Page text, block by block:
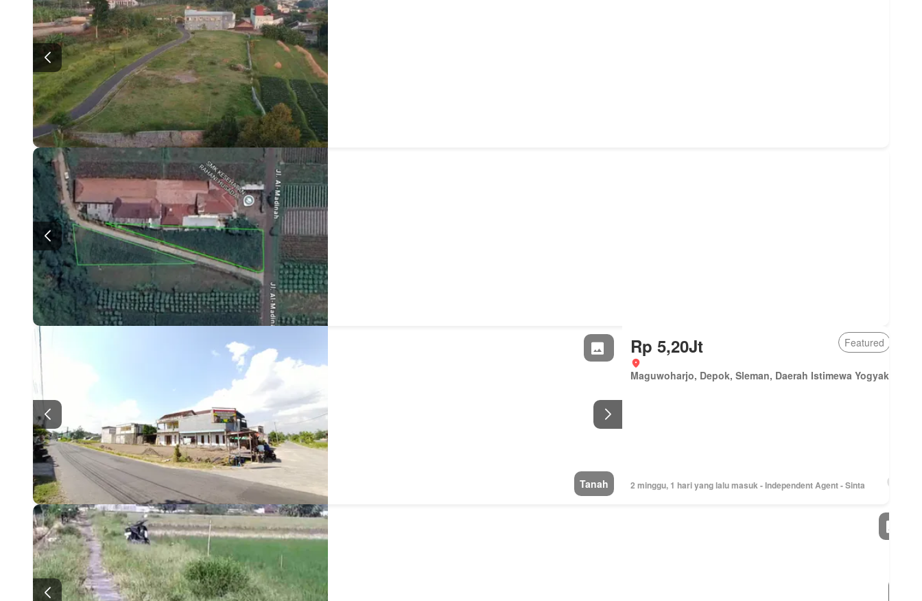
Tanah
Rp 5,20Jt Featured
Maguwoharjo, Depok, Sleman, Daerah Istimewa Yogyakarta
2 minggu, 1 hari yang lalu masuk - Independent Agent - Sinta